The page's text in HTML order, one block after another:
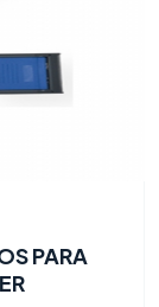
PARA